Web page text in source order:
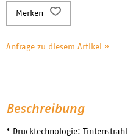
Merken
Anfrage zu diesem Artikel »
Beschreibung
* Drucktechnologie: Tintenstrahl